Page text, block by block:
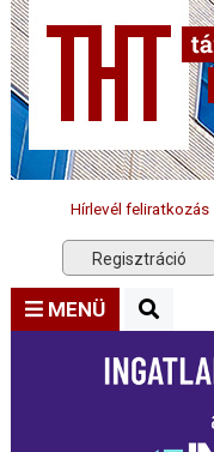
Hírlevél feliratkozás
Regisztráció
MENÜ